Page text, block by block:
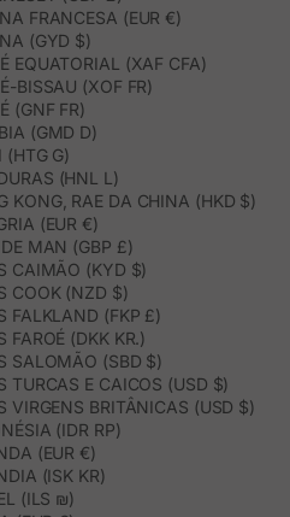
FRANCESA (EUR €)
(GYD $)
EQUATORIAL (XAF CFA)
BISSAU (XOF FR)
(GNF FR)
(GMD D)
(HTG G)
(HNL L)
KONG, RAE DA CHINA (HKD $)
(EUR €)
MAN (GBP £)
CAIMÃO (KYD $)
COOK (NZD $)
FALKLAND (FKP £)
FAROÉ (DKK KR.)
SALOMÃO (SBD $)
TURCAS E CAICOS (USD $)
VIRGENS BRITÂNICAS (USD $)
(IDR RP)
(EUR €)
(ISK KR)
(ILS ₪)